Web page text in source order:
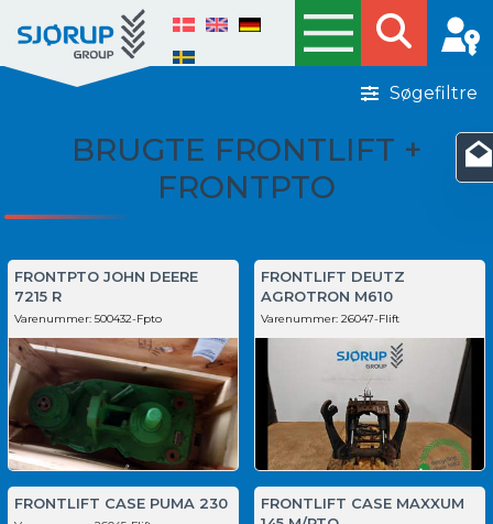
Søgefiltre
BRUGTE FRONTLIFT +
FRONTPTO
FRONTPTO JOHN DEERE
7215 R
Varenummer: 500432-Fpto
FRONTLIFT DEUTZ
AGROTRON M610
Varenummer: 26047-Flift
FRONTLIFT CASE PUMA 230
FRONTLIFT CASE MAXXUM